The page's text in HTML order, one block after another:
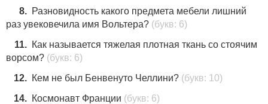
8. Разновидность какого предмета мебели лишний
раз увековечила имя Вольтера? (букв: 6)
11. Как называется тяжелая плотная ткань со стоячим
ворсом? (букв: 6)
12. Кем не был Бенвенуто Челлини? (букв: 10)
14. Космонавт Франции (букв: 6)